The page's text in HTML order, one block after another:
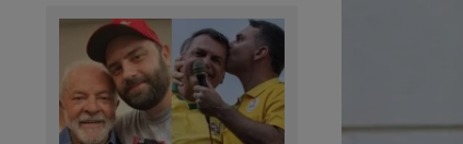
Obviamente,
Não perca